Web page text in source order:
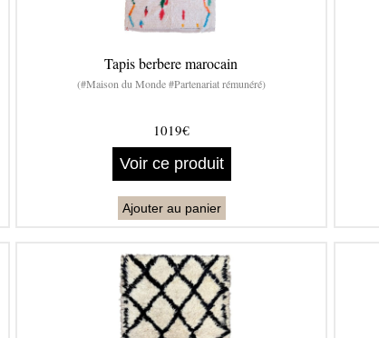
Tapis berbere marocain
(#Maison du Monde #Partenariat rémunéré)
1019€
Voir ce produit
Ajouter au panier